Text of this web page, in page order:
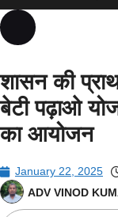
शासन की
बेटी पढ़ाओ
का आयोजन
January 22, 2025
ADV VINOD